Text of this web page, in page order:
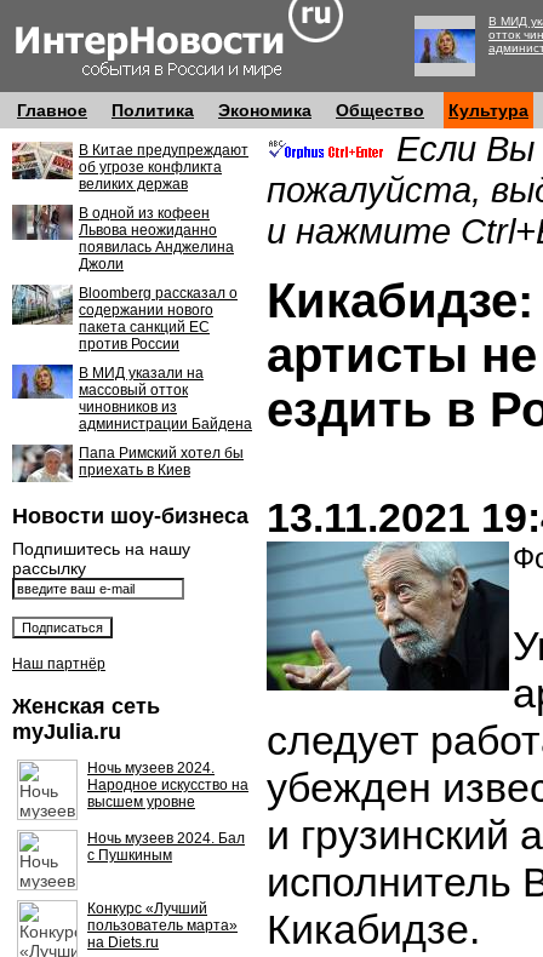
В МИД
отток
Главное Политика Экономика Общество Культура
В Китае предупреждают
об угрозе конфликта
великих держав
В одной из кофеен
Львова неожиданно
появилась Анджелина
Джоли
Bloomberg рассказал о
содержании нового
пакета санкций ЕС
против России
В МИД указали на
массовый отток
чиновников из
администрации Байдена
Папа Римский хотел бы
приехать в Киев
Новости шоу-бизнеса
Подпишитесь на нашу
рассылку
Наш партнёр
Женская сеть
myJulia.ru
Ночь музеев 2024.
Народное искусство на
высшем уровне
Ночь музеев 2024. Бал
с Пушкиным
Конкурс «Лучший
пользователь марта»
на Diets.ru
Если Вы
пожалуйста,
и нажмите
артисты
ездить в
13.11.2021
следует
убежден
и грузинский
исполнитель
Кикабидзе.